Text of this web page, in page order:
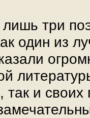
три
один из
так и